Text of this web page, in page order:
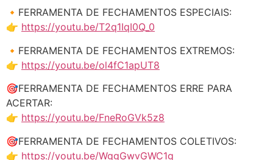
🔸FERRAMENTA DE FECHAMENTOS ESPECIAIS:
👉 https://youtu.be/T2q1IqI0Q_0
🔸FERRAMENTA DE FECHAMENTOS EXTREMOS:
👉 https://youtu.be/ol4fC1apUT8
🎯FERRAMENTA DE FECHAMENTOS ERRE PARA
ACERTAR:
👉 https://youtu.be/FneRoGVk5z8
🎯FERRAMENTA DE FECHAMENTOS COLETIVOS:
👉 https://youtu.be/WggGwvGWC1g